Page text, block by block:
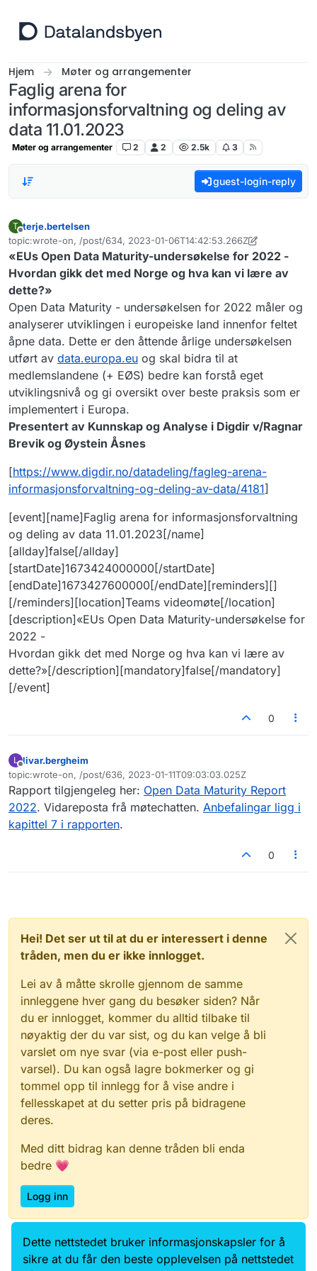
Hjem Møter og arrangementer
Faglig arena for
informasjonsforvaltning og deling av
data 11.01.2023
Møter og arrangementer 2 2 2.5k 3
guest-login-reply
T
Frakoblet
terje.bertelsen
topic:wrote-on, /post/634, 2023-01-06T14:42:53.266Z
Sist endret av terje.bertelsen1. sep. 2023, 09:17
«EUs Open Data Maturity-undersøkelse for 2022 -
Hvordan gikk det med Norge og hva kan vi lære av
dette?»
Open Data Maturity - undersøkelsen for 2022 måler og
analyserer utviklingen i europeiske land innenfor feltet
åpne data. Dette er den åttende årlige undersøkelsen
utført av data.europa.eu og skal bidra til at
medlemslandene (+ EØS) bedre kan forstå eget
utviklingsnivå og gi oversikt over beste praksis som er
implementert i Europa.
Presentert av Kunnskap og Analyse i Digdir v/Ragnar
Brevik og Øystein Åsnes
[https://www.digdir.no/datadeling/fagleg-arena-
informasjonsforvaltning-og-deling-av-data/4181]
[event][name]Faglig arena for informasjonsforvaltning
og deling av data 11.01.2023[/name]
[allday]false[/allday]
[startDate]1673424000000[/startDate]
[endDate]1673427600000[/endDate][reminders][]
[/reminders][location]Teams videomøte[/location]
[description]«EUs Open Data Maturity-undersøkelse for
2022 -
Hvordan gikk det med Norge og hva kan vi lære av
dette?»[/description][mandatory]false[/mandatory]
[/event]
0
L
Frakoblet
livar.bergheim
topic:wrote-on, /post/636, 2023-01-11T09:03:03.025Z
Sist endret av
Rapport tilgjengeleg her: Open Data Maturity Report
2022. Vidareposta frå møtechatten. Anbefalingar ligg i
kapittel 7 i rapporten.
0
Hei! Det ser ut til at du er interessert i denne
tråden, men du er ikke innlogget.
Lei av å måtte skrolle gjennom de samme
innleggene hver gang du besøker siden? Når
du er innlogget, kommer du alltid tilbake til
nøyaktig der du var sist, og du kan velge å bli
varslet om nye svar (via e-post eller push-
varsel). Du kan også lagre bokmerker og gi
tommel opp til innlegg for å vise andre i
fellesskapet at du setter pris på bidragene
deres.
Med ditt bidrag kan denne tråden bli enda
bedre 💗
Logg inn
Data.norge.no
Kontakt oss
Dette nettstedet bruker informasjonskapsler for å
sikre at du får den beste opplevelsen på nettstedet